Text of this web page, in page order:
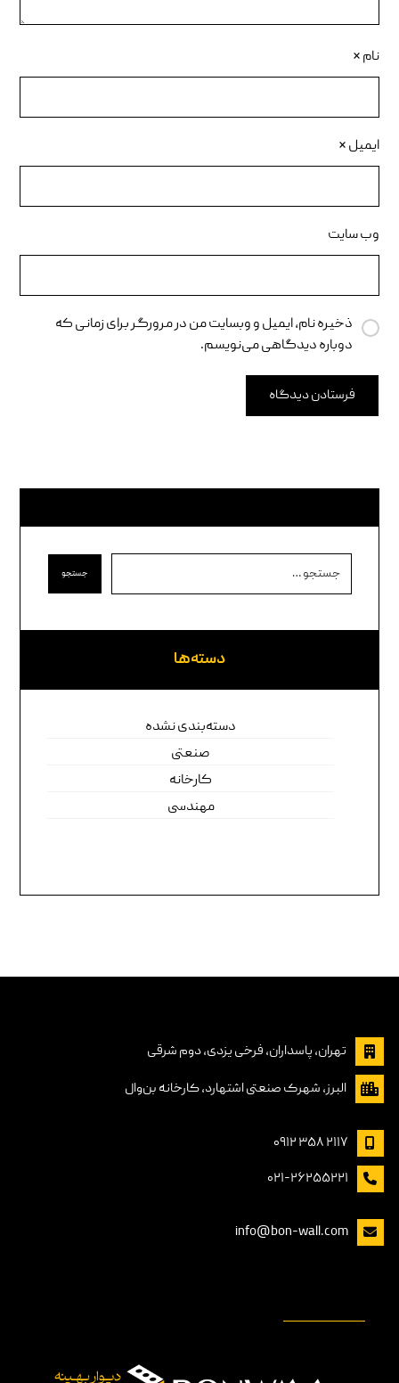
نام*
ایمیل*
وب‌ سایت
ذخیره نام، ایمیل و وبسایت من در مرورگر برای زمانی که
دوباره دیدگاهی می‌نویسم.
فرستادن دیدگاه
جستجو
دسته‌ها
دسته‌بندی نشده
صنعتی
کارخانه
مهندسی
تهران، پاسداران, فرخی یزدی، دوم شرقی
البرز، شهرک صنعتی اشتهارد، کارخانه بن‌وال
۲۱۱۷ ۳۵۸ ۰۹۱۲
۰۲۱-۲۶۲۵۵۲۲۱
info@bon-wall.com